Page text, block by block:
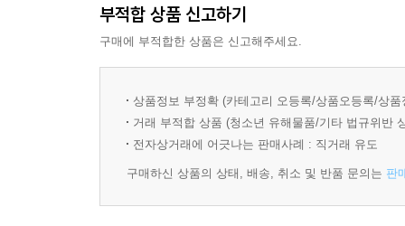
해외용 예고편
TV Spot
포스터
시사회
- 비화
이상한 사람들의 말을 믿을 수는 없지만, `아라
장풍과 공중부양은 뒤로 하고,
과연 평범한 청년 상환은 `아라치`와 힘을 합쳐 세
부적합 상품 신고하기
구매에 부적합한 상품은 신고해주세요.
상품정보 부정확 (카테고리 오등록/상품오등록/상
거래 부적합 상품 (청소년 유해물품/기타 법규위반
전자상거래에 어긋나는 판매사례 : 직거래 유도
구매하신 상품의 상태, 배송, 취소 및 반품 문의는 판